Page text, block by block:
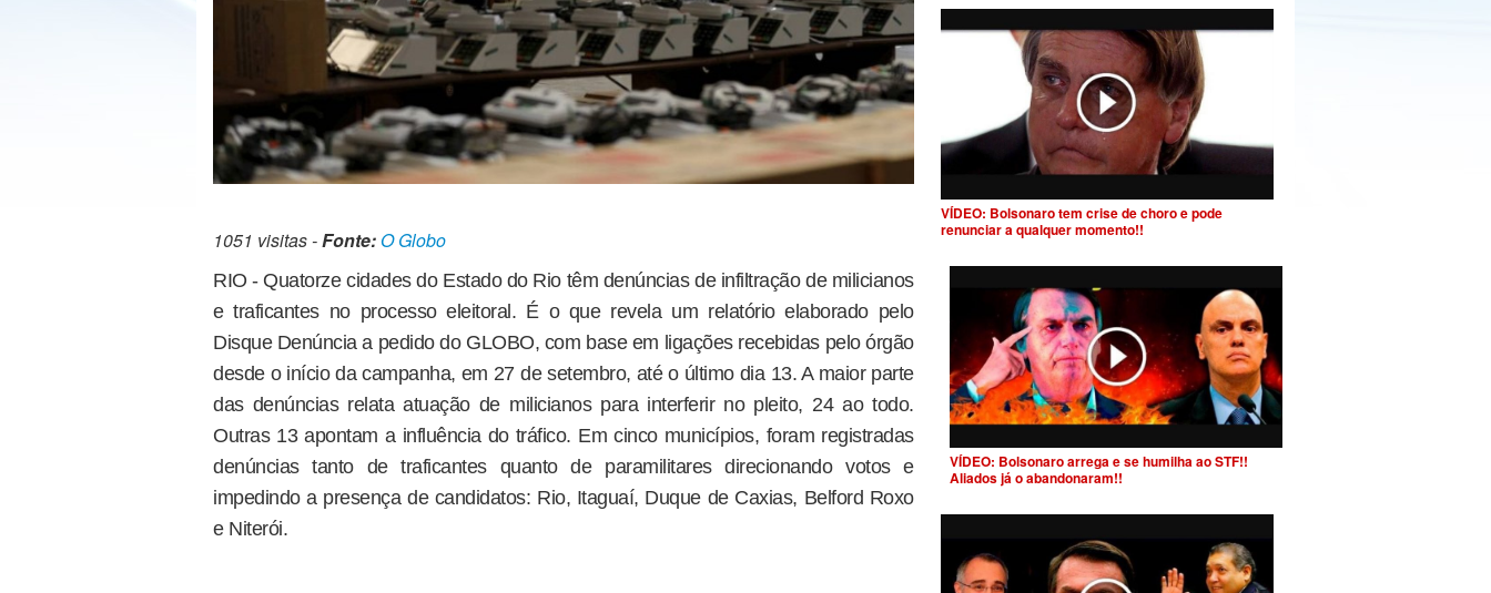
1051 visitas -Fonte:O Globo
RIO - Quatorze cidades do Estado do Rio têm denúncias de infiltração de milicianos
e traficantes no processo eleitoral. É o que revela um relatório elaborado pelo
Disque Denúncia a pedido do GLOBO, com base em ligações recebidas pelo órgão
desde o início da campanha, em 27 de setembro, até o último dia 13. A maior parte
das denúncias relata atuação de milicianos para interferir no pleito, 24 ao todo.
Outras 13 apontam a influência do tráfico. Em cinco municípios, foram registradas
denúncias tanto de traficantes quanto de paramilitares direcionando votos e
impedindo a presença de candidatos: Rio, Itaguaí, Duque de Caxias, Belford Roxo
e Niterói.
VÍDEO: Bolsonaro tem crise de choro e pode
renunciar a qualquer momento!!
VÍDEO: Bolsonaro arrega e se humilha ao STF!!
Aliados já o abandonaram!!